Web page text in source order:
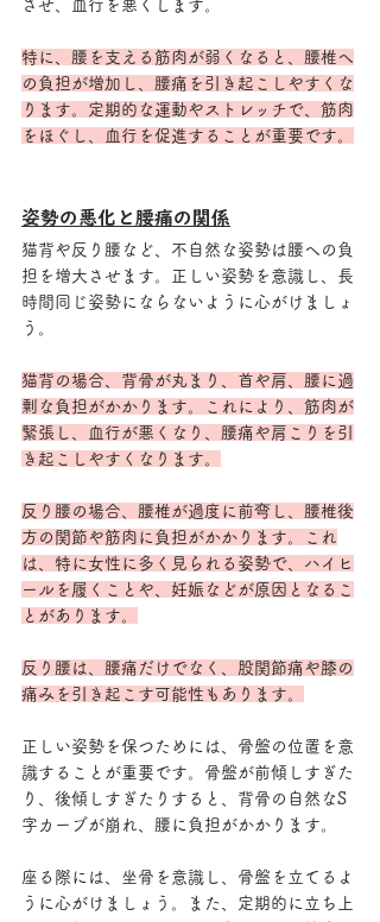
させ、血行を悪くします。
特に、腰を支える筋肉が弱くなると、腰椎へ
の負担が増加し、腰痛を引き起こしやすくな
ります。定期的な運動やストレッチで、筋肉
をほぐし、血行を促進することが重要です。
姿勢の悪化と腰痛の関係
猫背や反り腰など、不自然な姿勢は腰への負
担を増大させます。正しい姿勢を意識し、長
時間同じ姿勢にならないように心がけましょ
う。
猫背の場合、背骨が丸まり、首や肩、腰に過
剰な負担がかかります。これにより、筋肉が
緊張し、血行が悪くなり、腰痛や肩こりを引
き起こしやすくなります。
反り腰の場合、腰椎が過度に前弯し、腰椎後
方の関節や筋肉に負担がかかります。これ
は、特に女性に多く見られる姿勢で、ハイヒ
ールを履くことや、妊娠などが原因となるこ
とがあります。
反り腰は、腰痛だけでなく、股関節痛や膝の
痛みを引き起こす可能性もあります。
正しい姿勢を保つためには、骨盤の位置を意
識することが重要です。骨盤が前傾しすぎた
り、後傾しすぎたりすると、背骨の自然なS
字カーブが崩れ、腰に負担がかかります。
座る際には、坐骨を意識し、骨盤を立てるよ
うに心がけましょう。また、定期的に立ち上